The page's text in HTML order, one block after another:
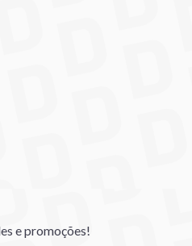
e promoções!